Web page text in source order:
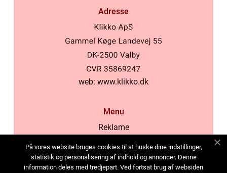
Adresse
web: www.klikko.dk
Menu
Reklame
Cookies
Kontakt Oss
På vores website bruges cookies til at huske dine indstillinger,
statistik og personalisering af indhold og annoncer. Denne
information deles med tredjepart. Ved fortsat brug af websiden